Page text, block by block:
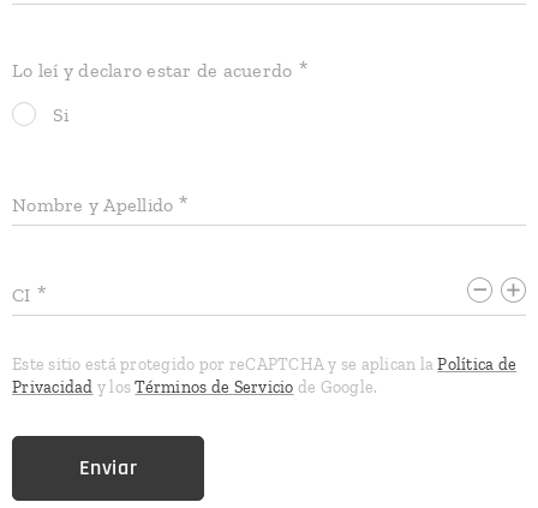
Lo leí y declaro estar de acuerdo
Si
Nombre y Apellido
CI
Este sitio está protegido por reCAPTCHA y se aplican laPolítica de
Privacidad y losTérminos de Servicio de Google.
Enviar